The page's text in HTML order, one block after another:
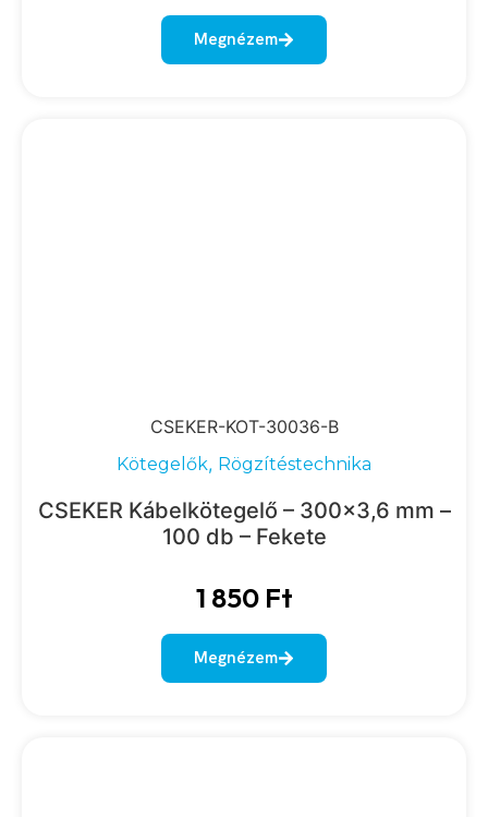
Megnézem
CSEKER-KOT-30036-B
Kötegelők, Rögzítéstechnika
CSEKER Kábelkötegelő – 300×3,6 mm –
100 db – Fekete
1 850 Ft
Megnézem